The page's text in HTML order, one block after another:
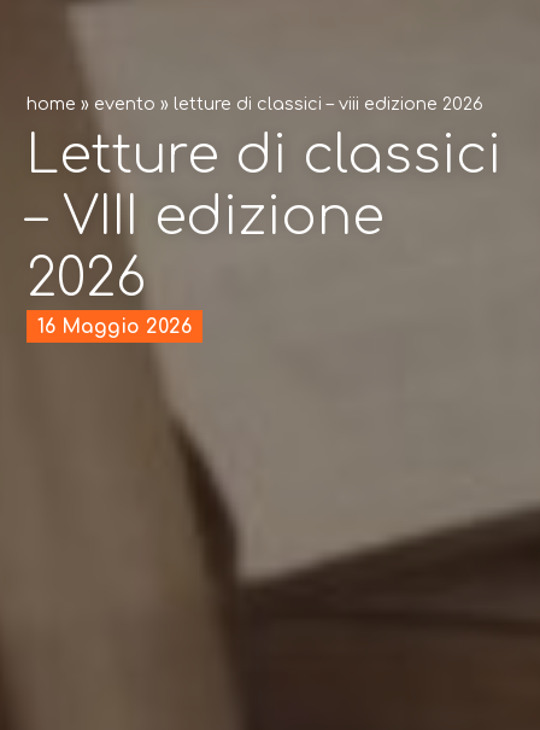
home » evento » letture di classici – viii edizione 2026
Letture di classici
– VIII edizione
2026
16 Maggio 2026